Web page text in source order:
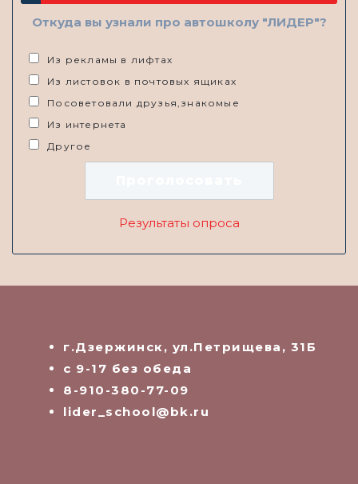
Откуда вы узнали про автошколу "ЛИДЕР"?
Из рекламы в лифтах
Из листовок в почтовых ящиках
Посоветовали друзья,знакомые
Из интернета
Другое
Результаты опроса
г.Дзержинск, ул.Петрищева, 31Б
с 9-17 без обеда
8-910-380-77-09
lider_school@bk.ru